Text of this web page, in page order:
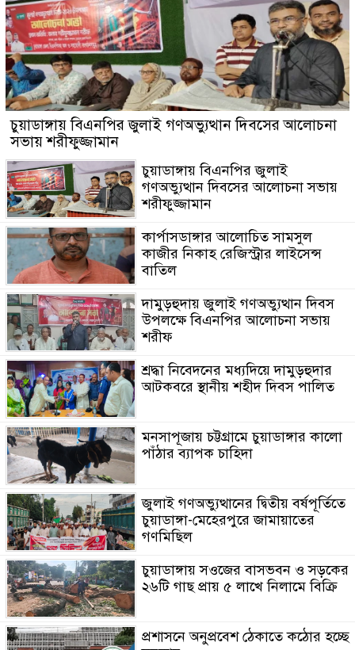
চুয়াডাঙ্গায় বিএনপির জুলাই গণঅভ্যুত্থান দিবসের আলোচনা
সভায় শরীফুজ্জামান
চুয়াডাঙ্গায় বিএনপির জুলাই
গণঅভ্যুত্থান দিবসের আলোচনা সভায়
শরীফুজ্জামান
কার্পাসডাঙ্গার আলোচিত সামসুল
কাজীর নিকাহ রেজিস্ট্রার লাইসেন্স
বাতিল
দামুড়হুদায় জুলাই গণঅভ্যুত্থান দিবস
উপলক্ষে বিএনপির আলোচনা সভায়
শরীফ
শ্রদ্ধা নিবেদনের মধ্যদিয়ে দামুড়হুদার
আটকবরে স্থানীয় শহীদ দিবস পালিত
মনসাপূজায় চট্টগ্রামে চুয়াডাঙ্গার কালো
পাঁঠার ব্যাপক চাহিদা
জুলাই গণঅভ্যুত্থানের দ্বিতীয় বর্ষপূর্তিতে
চুয়াডাঙ্গা-মেহেরপুরে জামায়াতের
গণমিছিল
চুয়াডাঙ্গায় সওজের বাসভবন ও সড়কের
২৬টি গাছ প্রায় ৫ লাখে নিলামে বিক্রি
প্রশাসনে অনুপ্রবেশ ঠেকাতে কঠোর হচ্ছে